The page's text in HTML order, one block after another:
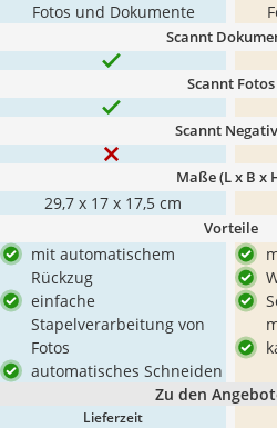
Fotos und Dokumente
Scannt
Scannt Fotos
Scannt
Maße (L x B x
29,7 x 17 x 17,5 cm
Vorteile
mit automatischem
Rückzug
einfache
Stapelverarbeitung von
Fotos
automatisches Schneiden
Zu den
Lieferzeit